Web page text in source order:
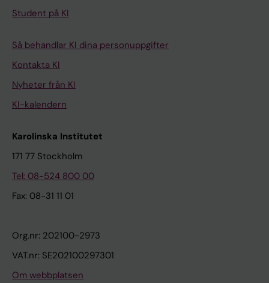
Student på KI
Så behandlar KI dina personuppgifter
Kontakta KI
Nyheter från KI
KI-kalendern
Karolinska Institutet
171 77 Stockholm
Tel: 08-524 800 00
Fax: 08-31 11 01
Org.nr: 202100-2973
VAT.nr: SE202100297301
Om webbplatsen